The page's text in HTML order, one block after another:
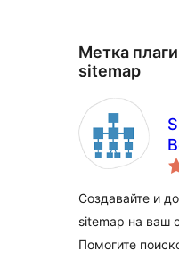
Метка
sitemap
Создавайте и
sitemap на ваш
Помогите